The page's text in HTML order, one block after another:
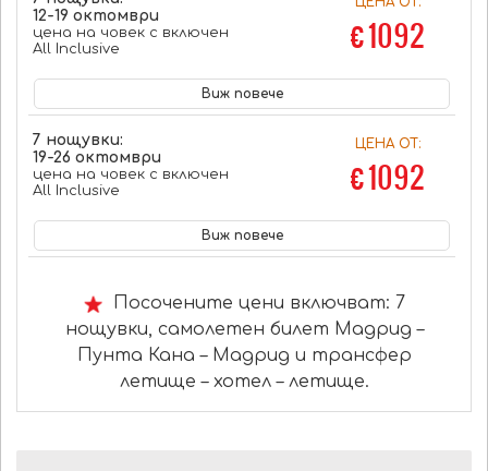
12-19 октомври
цена на човек с включен
All Inclusive
€ 1092
Виж повече
7 нощувки:
19-26 октомври
цена на човек с включен
All Inclusive
ЦЕНА ОТ:
€ 1092
Виж повече
Посочените цени включват: 7
нощувки, самолетен билет Мадрид –
Пунта Кана – Мадрид и трансфер
летище – хотел – летище.